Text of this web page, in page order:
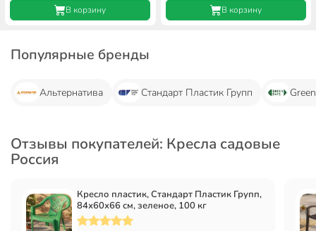
В корзину В корзину
Популярные бренды
Альтернатива Стандарт Пластик Групп
Отзывы покупателей: Кресла садовые
Россия
Кресло пластик, Стандарт Пластик Групп,
84х60х66 см, зеленое, 100 кг